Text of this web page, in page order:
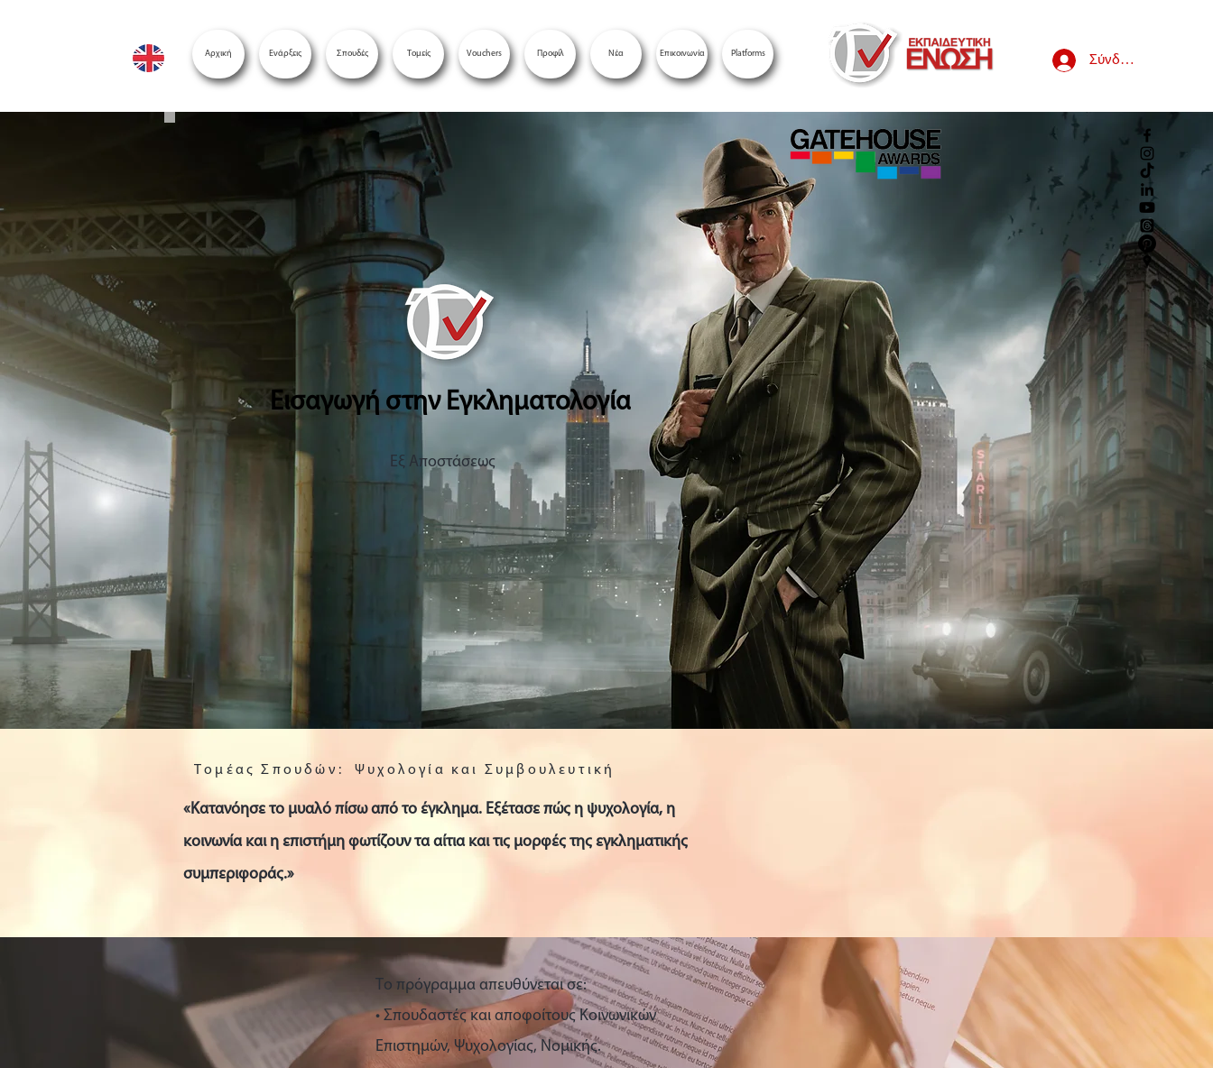
Αρχική Ενάρξεις Σπουδές Τομείς Vouchers Προφίλ Νέα Επικοινωνία Platforms Σύνδεση
Εισαγωγή στην Εγκληματολογία
Eξ Αποστάσεως
Τομέας Σπουδών: Ψυχολογία και Συμβουλευτική
«Κατανόησε το μυαλό πίσω από το έγκλημα. Εξέτασε πώς η ψυχολογία, η
κοινωνία και η επιστήμη φωτίζουν τα αίτια και τις μορφές της εγκληματικής
συμπεριφοράς.»
Το πρόγραμμα απευθύνεται σε:
• Σπουδαστές και αποφοίτους Κοινωνικών
Επιστημών, Ψυχολογίας, Νομικής.